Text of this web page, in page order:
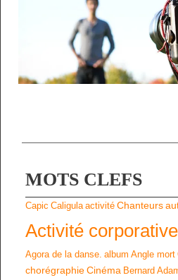
MOTS CLEFS
Capic Caligula activité Chanteurs
Activité corporative
Agora de la danse. album Angle mort
chorégraphieCinéma Bernard